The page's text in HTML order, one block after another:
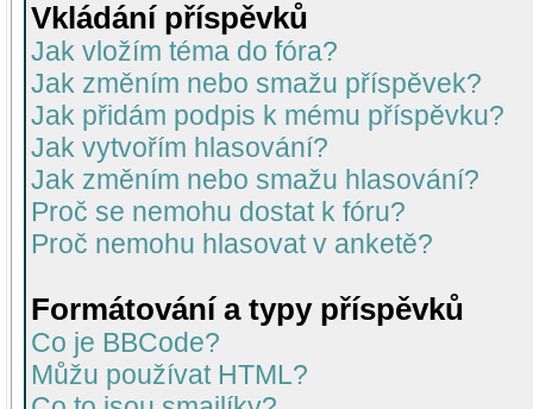
Vkládání příspěvků
Jak vložím téma do fóra?
Jak změním nebo smažu příspěvek?
Jak přidám podpis k mému příspěvku?
Jak vytvořím hlasování?
Jak změním nebo smažu hlasování?
Proč se nemohu dostat k fóru?
Proč nemohu hlasovat v anketě?
Formátování a typy příspěvků
Co je BBCode?
Můžu používat HTML?